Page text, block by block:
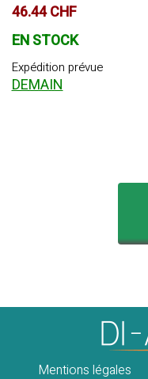
46.44 CHF
EN STOCK
Expédition prévue
DEMAIN
Mentions légales